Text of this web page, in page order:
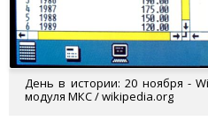
День в истории: 20 ноября -
модуля МКС / wikipedia.org